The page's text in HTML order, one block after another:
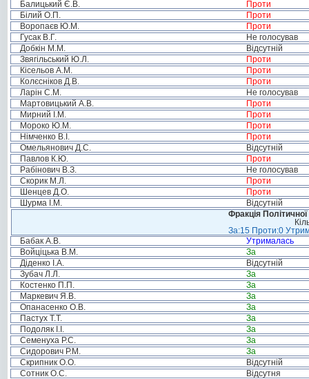
Балицький Є.В.
Проти
Білий О.П.
Проти
Воропаєв Ю.М.
Проти
Гусак В.Г.
Не голосував
Добкін М.М.
Відсутній
Звягільський Ю.Л.
Проти
Кісельов А.М.
Проти
Колєсніков Д.В.
Проти
Ларін С.М.
Не голосував
Мартовицький А.В.
Проти
Мирний І.М.
Проти
Мороко Ю.М.
Проти
Німченко В.І.
Проти
Омельянович Д.С.
Відсутній
Павлов К.Ю.
Проти
Рабінович В.З.
Не голосував
Скорик М.Л.
Проти
Шенцев Д.О.
Проти
Шурма І.М.
Відсутній
Фракція
За:15 Проти:0
Бабак А.В.
Утрималась
Войціцька В.М.
За
Діденко І.А.
Відсутній
Зубач Л.Л.
За
Костенко П.П.
За
Маркевич Я.В.
За
Опанасенко О.В.
За
Пастух Т.Т.
За
Подоляк І.І.
За
Семенуха Р.С.
За
Сидорович Р.М.
За
Скрипник О.О.
Відсутній
Сотник О.С.
Відсутня